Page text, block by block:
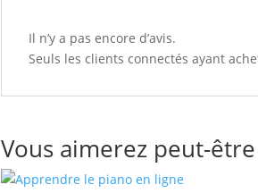
Il n’y a pas encore d’avis.
Seuls les clients connectés ayant
Vous aimerez peut-